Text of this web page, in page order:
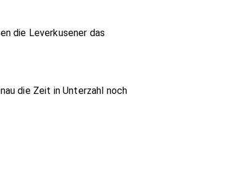
die Leverkusener das
die Zeit in Unterzahl noch